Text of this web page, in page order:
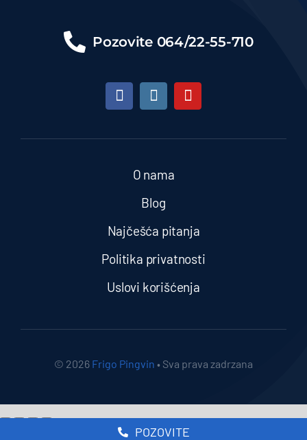
Pozovite 064/22-55-710
O nama
Blog
Najčešća pitanja
Politika privatnosti
Uslovi korišćenja
© 2026 Frigo Pingvin • Sva prava zadrzana
POZOVITE